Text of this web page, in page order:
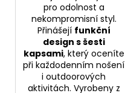
pro odolnost a
nekompromisní styl.
Přinášejí funkční
design s šesti
kapsami, který oceníte
při každodenním nošení
i outdoorových
aktivitách. Vyrobeny z